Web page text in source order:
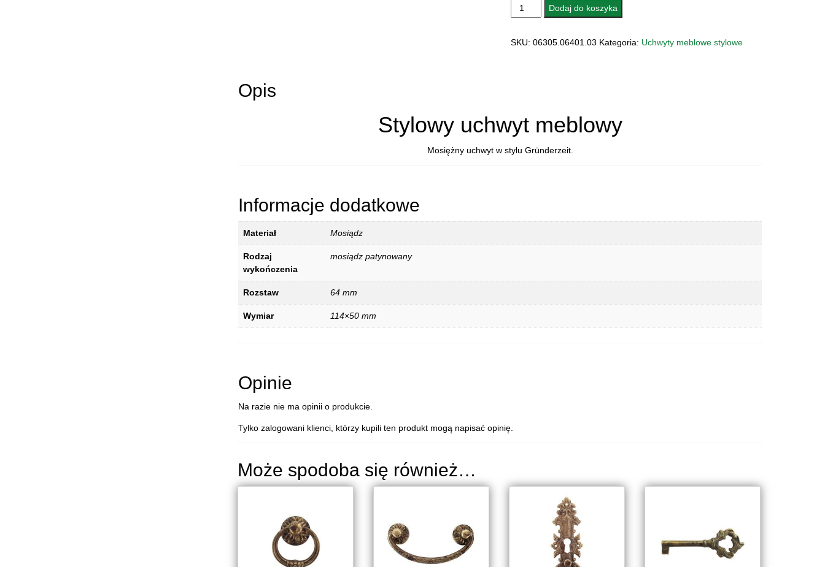
ilość
UCHWYT
Dodaj do koszyka
SKU: 06305.06401.03 Kategoria: Uchwyty meblowe stylowe
Opis
Stylowy uchwyt meblowy
Mosiężny uchwyt w stylu Gründerzeit.
Informacje dodatkowe
Materiał Mosiądz
Rodzaj
wykończenia
mosiądz patynowany
Rozstaw 64 mm
Wymiar 114×50 mm
Opinie
Na razie nie ma opinii o produkcie.
Tylko zalogowani klienci, którzy kupili ten produkt mogą napisać opinię.
Może spodoba się również…